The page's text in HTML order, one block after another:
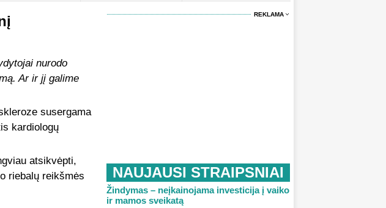
nurodo
Ar ir jį galime
susergama
kardiologų
atsikvėpti,
riebalų reikšmės
REKLAMA
NAUJAUSI STRAIPSNIAI
Žindymas – neįkainojama investicija į vaiko
ir mamos sveikatą